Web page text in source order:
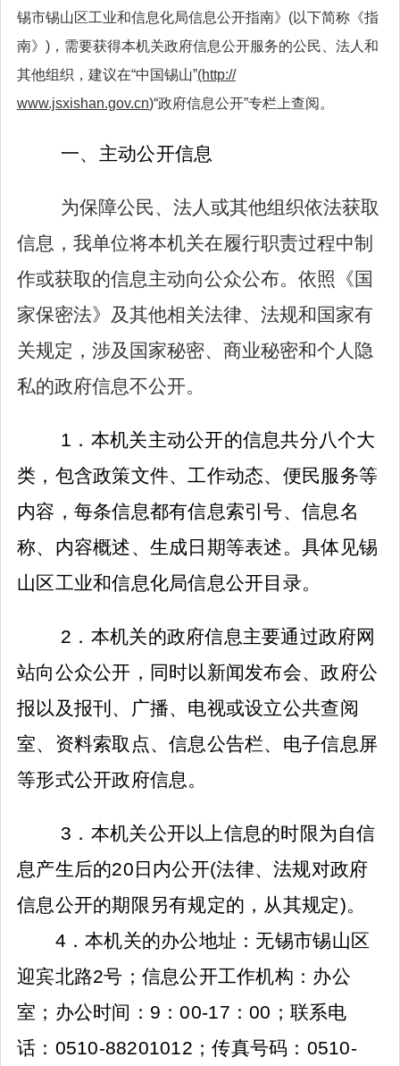
锡市锡山区工业和信息化局信息公开指南》(以下简称《指
南》)，需要获得本机关政府信息公开服务的公民、法人和
其他组织，建议在“中国锡山”(http://
www.jsxishan.gov.cn)“政府信息公开”专栏上查阅。
一、主动公开信息
为保障公民、法人或其他组织依法获取
信息，我单位将本机关在履行职责过程中制
作或获取的信息主动向公众公布。依照《国
家保密法》及其他相关法律、法规和国家有
关规定，涉及国家秘密、商业秘密和个人隐
私的政府信息不公开。
1 ．本机关主动公开的信息共分八个大
类 ，包含政策文件、工作动态、便民服务等
内容，每条信息都有信息索引号、信息名
称、内容概述、生成日期等表述。具体见锡
山区工业和信息化局信息公开目录。
2 ．本机关的政府信息主要通过政府网
站向公众公开，同时以新闻发布会、政府公
报以及报刊、广播、电视或设立公共查阅
室、资料索取点、信息公告栏、电子信息屏
等形式公开政府信息。
3 ．本机关公开以上信息的时限为自信
息产生后的20 日内公开(法律、法规对政府
信息公开的期限另有规定的，从其规定)。
4 ．本机关的办公地址：无锡市锡山区
迎宾北路2号；信息公开工作机构：办公
室；办公时间： 9 ：00-17 ：00 ；联系电
话： 0510-88201012 ；传真号码： 0510-